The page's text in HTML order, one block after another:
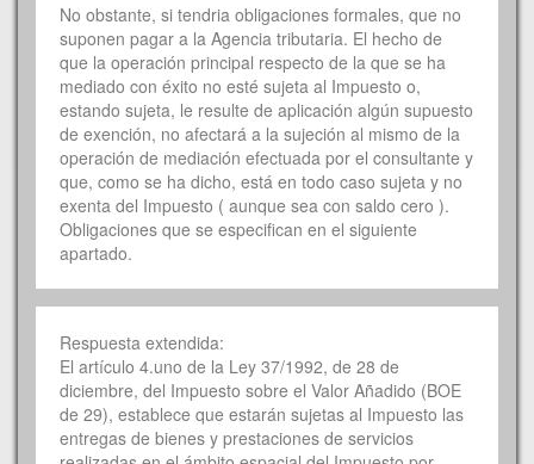
No obstante, si tendria obligaciones formales, que no
suponen pagar a la Agencia tributaria. El hecho de
que la operación principal respecto de la que se ha
mediado con éxito no esté sujeta al Impuesto o,
estando sujeta, le resulte de aplicación algún supuesto
de exención, no afectará a la sujeción al mismo de la
operación de mediación efectuada por el consultante y
que, como se ha dicho, está en todo caso sujeta y no
exenta del Impuesto ( aunque sea con saldo cero ).
Obligaciones que se especifican en el siguiente
apartado.
Respuesta extendida:
El artículo 4.uno de la Ley 37/1992, de 28 de
diciembre, del Impuesto sobre el Valor Añadido (BOE
de 29), establece que estarán sujetas al Impuesto las
entregas de bienes y prestaciones de servicios